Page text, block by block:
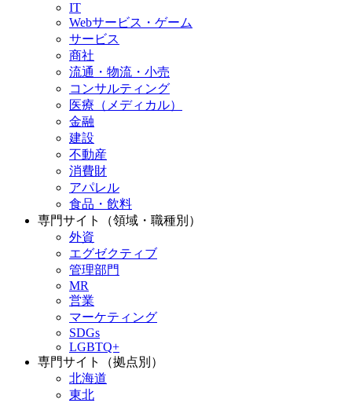
IT
Webサービス・ゲーム
サービス
商社
流通・物流・小売
コンサルティング
医療（メディカル）
金融
建設
不動産
消費財
アパレル
食品・飲料
専門サイト（領域・職種別）
外資
エグゼクティブ
管理部門
MR
営業
マーケティング
SDGs
LGBTQ+
専門サイト（拠点別）
北海道
東北